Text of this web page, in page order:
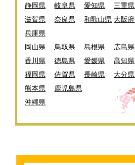
静岡県
岐阜県 愛知県
三重県
滋賀県
奈良県 和歌山県 大阪府
兵庫県
岡山県
鳥取県 島根県 広島県
香川県
徳島県 愛媛県
高知県
福岡県
佐賀県 長崎県 大分県
熊本県
鹿児島県
沖縄県